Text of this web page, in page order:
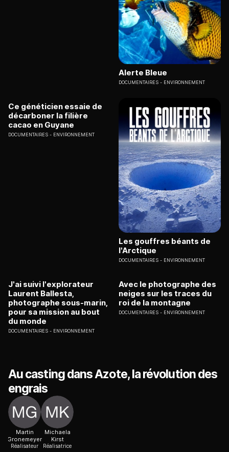
Alerte Bleue
DOCUMENTAIRES ENVIRONNEMENT
Ce généticien essaie de
décarboner la filière
cacao en Guyane
DOCUMENTAIRES ENVIRONNEMENT
Les gouffres béants de
l'Arctique
DOCUMENTAIRES ENVIRONNEMENT
J'ai suivi l'explorateur
Laurent Ballesta,
photographe sous-marin,
pour sa mission au bout
du monde
DOCUMENTAIRES ENVIRONNEMENT
Avec le photographe des
neiges sur les traces du
roi de la montagne
DOCUMENTAIRES ENVIRONNEMENT
Au casting dans Azote, la révolution des
engrais
Martin
Gronemeyer
Réalisateur
Michaela
Kirst
Réalisatrice